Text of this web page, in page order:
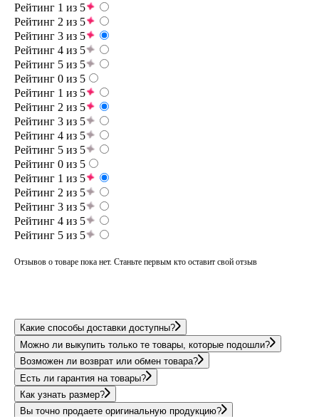
Рейтинг 1 из 5
Рейтинг 2 из 5
Рейтинг 3 из 5
Рейтинг 4 из 5
Рейтинг 5 из 5
Рейтинг 0 из 5
Рейтинг 1 из 5
Рейтинг 2 из 5
Рейтинг 3 из 5
Рейтинг 4 из 5
Рейтинг 5 из 5
Рейтинг 0 из 5
Рейтинг 1 из 5
Рейтинг 2 из 5
Рейтинг 3 из 5
Рейтинг 4 из 5
Рейтинг 5 из 5
Отзывов о товаре пока нет. Станьте первым кто оставит свой отзыв
Какие способы доставки доступны?
Можно ли выкупить только те товары, которые подошли?
Возможен ли возврат или обмен товара?
Есть ли гарантия на товары?
Как узнать размер?
Вы точно продаете оригинальную продукцию?